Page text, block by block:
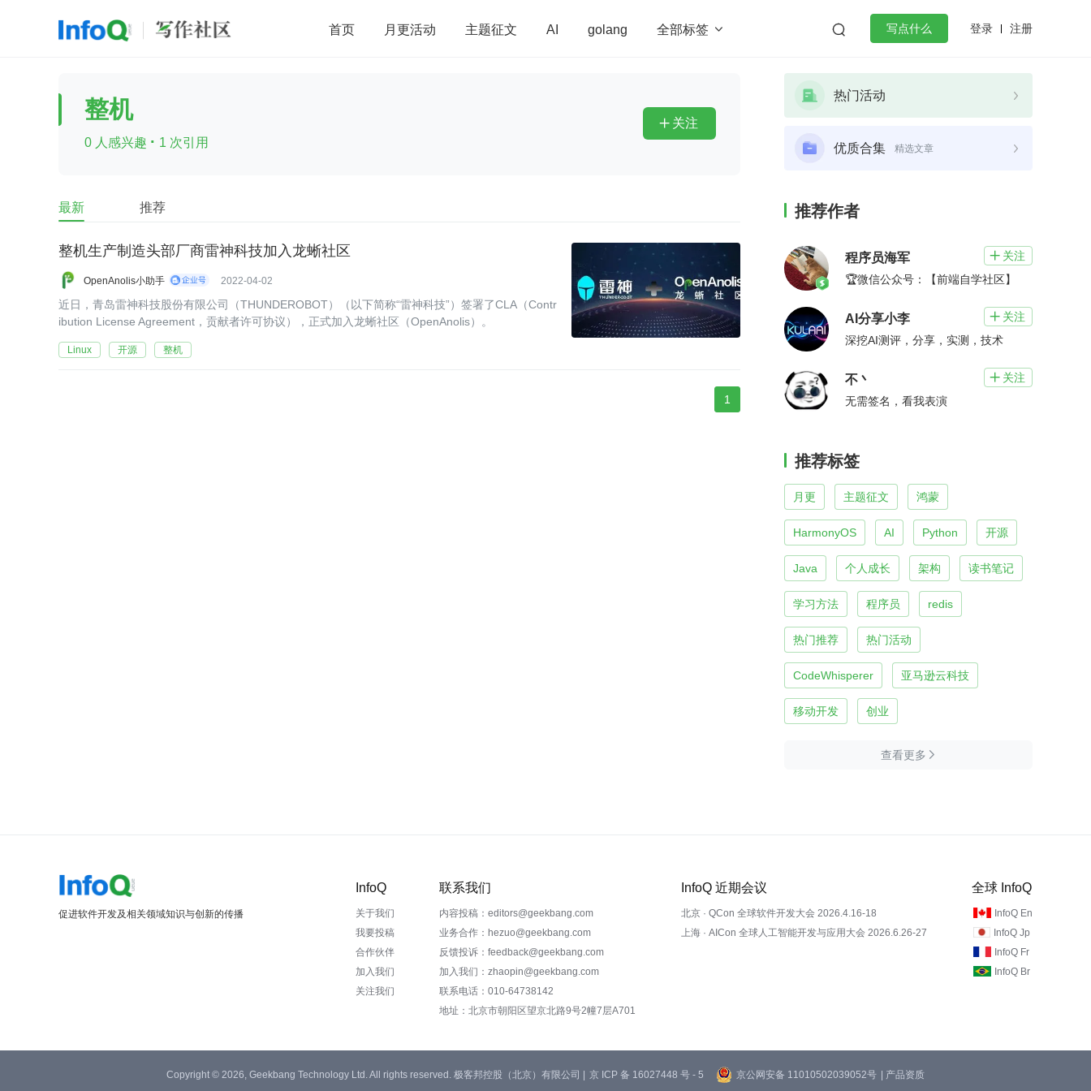
首页 月更活动 主题征文 AI golang 全部标签   写点什么 登录 注册
前端 redis
查看更多
整机
0 人感兴趣 · 1 次引用
 关注
最新 推荐
整机生产制造头部厂商雷神科技加入龙蜥社区
OpenAnolis小助手 2022-04-02
近日，青岛雷神科技股份有限公司（THUNDEROBOT）（以下简称“雷神科技”）签署了CLA（Contr
ibution License Agreement，贡献者许可协议），正式加入龙蜥社区（OpenAnolis）。
Linux 开源 整机
1
热门活动
优质合集 精选文章
推荐作者
程序员海军  关注
🏆微信公众号：【前端自学社区】
AI分享小李  关注
深挖AI测评，分享，实测，技术
不丶  关注
无需签名，看我表演
推荐标签
月更 主题征文 鸿蒙
HarmonyOS AI Python 开源
Java 个人成长 架构 读书笔记
学习方法 程序员 redis
热门推荐 热门活动
CodeWhisperer 亚马逊云科技
移动开发 创业
查看更多 
促进软件开发及相关领域知识与创新的传播
InfoQ
关于我们
我要投稿
合作伙伴
加入我们
关注我们
联系我们
内容投稿：editors@geekbang.com
业务合作：hezuo@geekbang.com
反馈投诉：feedback@geekbang.com
加入我们：zhaopin@geekbang.com
联系电话：010-64738142
地址：北京市朝阳区望京北路9号2幢7层A701
InfoQ 近期会议
北京 · QCon 全球软件开发大会 2026.4.16-18
上海 · AICon 全球人工智能开发与应用大会 2026.6.26-27
全球 InfoQ
InfoQ En
InfoQ Jp
InfoQ Fr
InfoQ Br
Copyright © 2026, Geekbang Technology Ltd. All rights reserved. 极客邦控股（北京）有限公司 | 京 ICP 备 16027448 号 - 5 京公网安备 11010502039052号 | 产品资质